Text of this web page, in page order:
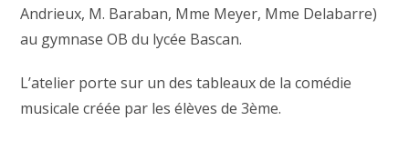
Andrieux, M. Baraban, Mme Meyer, Mme Delabarre)
au gymnase OB du lycée Bascan.
L’atelier porte sur un des tableaux de la comédie
musicale créée par les élèves de 3ème.